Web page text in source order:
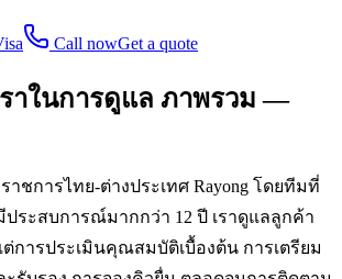
Call nowGet a quote
าในการดูแล ภาพรวม —
ราชการไทย-ต่างประเทศ Rayong โดยทีมที่
ระสบการณ์มากกว่า 12 ปี เราดูแลลูกค้า
การประเมินคุณสมบัติเบื้องต้น การเตรียม